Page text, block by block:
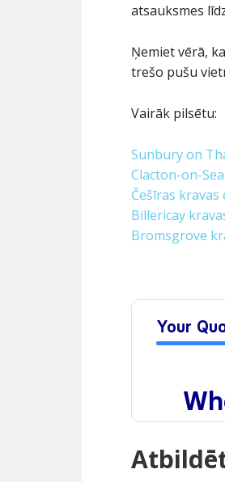
atsauksmes
Ņemiet vērā,
trešo pušu
Vairāk pilsētu:
Sunbury on
Clacton-on-
Češīras
Billericay
Bromsgrove